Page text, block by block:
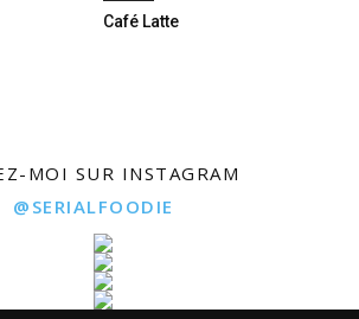
Café Latte
MOI SUR INSTAGRAM
@SERIALFOODIE